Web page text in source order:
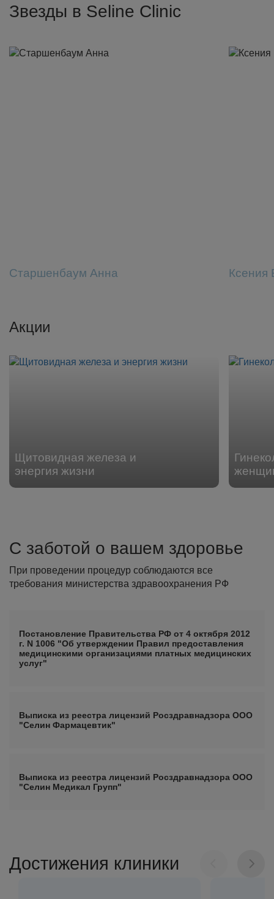
Звезды в Seline Clinic
Старшенбаум Анна Ксения
Акции
Щитовидная железа и
энергия жизни
С заботой о вашем здоровье
При проведении процедур соблюдаются все
требования министерства здравоохранения РФ
Постановление Правительства РФ от 4 октября 2012
г. N 1006 "Об утверждении Правил предоставления
медицинскими организациями платных медицинских
услуг"
Выписка из реестра лицензий Росздравнадзора ООО
"Селин Фармацевтик"
Выписка из реестра лицензий Росздравнадзора ООО
"Селин Медикал Групп"
Достижения клиники